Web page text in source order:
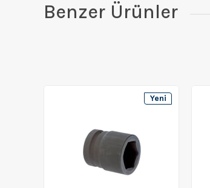
Benzer Ürünler
Yeni